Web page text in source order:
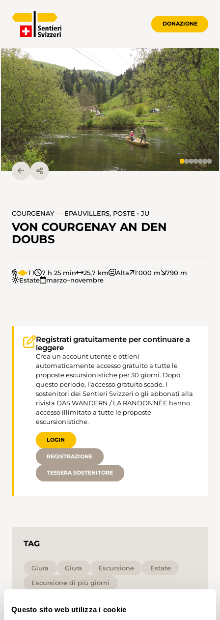
Questo sito web utilizza i cookie
DONAZIONE
COURGENAY — EPAUVILLERS, POSTE • JU
VON COURGENAY AN DEN
DOUBS
T1 7 h 25 min 25,7 km Alta 1'000 m
790 m
Estate
marzo–novembre
Registrati gratuitamente per continuare a
leggere
Crea un account utente e ottieni
automaticamente accesso gratuito a tutte le
proposte escursionistiche per 30 giorni. Dopo
questo periodo, l'accesso gratuito scade. I
sostenitori dei Sentieri Svizzeri o gli abbonati alla
rivista DAS WANDERN / LA RANDONNÉE hanno
accesso illimitato a tutte le proposte
escursionistiche.
LOGIN
REGISTRAZIONE
TESSERA SOSTENITORE
TAG
Giura Giura Escursione
Estate
Escursione di più giorni